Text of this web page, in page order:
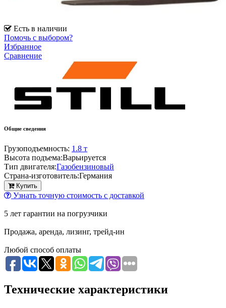
Есть в наличии
Помочь с выбором?
Избранное
Сравнение
Общие сведения
Грузоподъемность: 1.8 т
Высота подъема:Варьируется
Тип двигателя:Газобензиновый
Страна-изготовитель:Германия
Купить
Узнать точную стоимость с доставкой
5 лет гарантии на погрузчики
Продажа, аренда, лизинг, трейд-ин
Любой способ оплаты
Технические характеристики